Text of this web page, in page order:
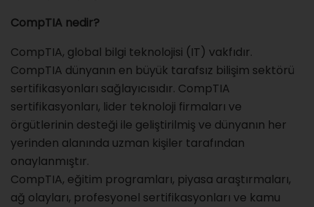
CompTIA nedir?
CompTIA, global bilgi teknolojisi (IT) vakfıdır.
CompTIA dünyanın en büyük tarafsız bilişim sektörü
sertifikasyonları sağlayıcısıdır. CompTIA
sertifikasyonları, lider teknoloji firmaları ve
örgütlerinin desteği ile geliştirilmiş ve dünyanın her
yerinden alanında uzman kişiler tarafından
onaylanmıştır.
CompTIA, eğitim programları, piyasa araştırmaları,
ağ olayları, profesyonel sertifikasyonları ve kamu